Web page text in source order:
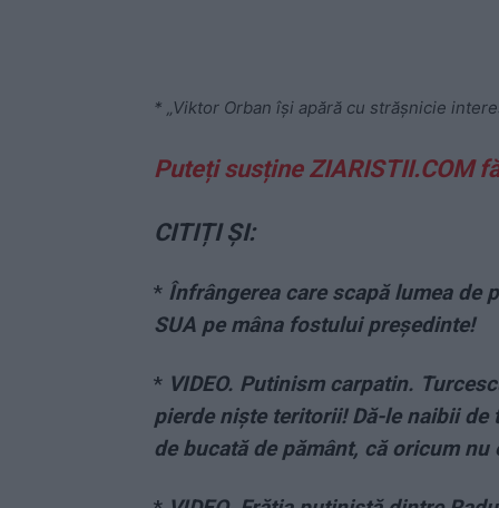
* „Viktor Orban își apără cu strășnicie
Puteți susține ZIARISTII.COM
CITIȚI ȘI:
* Înfrângerea care scapă lumea de
SUA pe mâna fostului președinte!
* VIDEO. Putinism carpatin.
pierde niște teritorii! Dă-le naibii de
de bucată de pământ, că oricum